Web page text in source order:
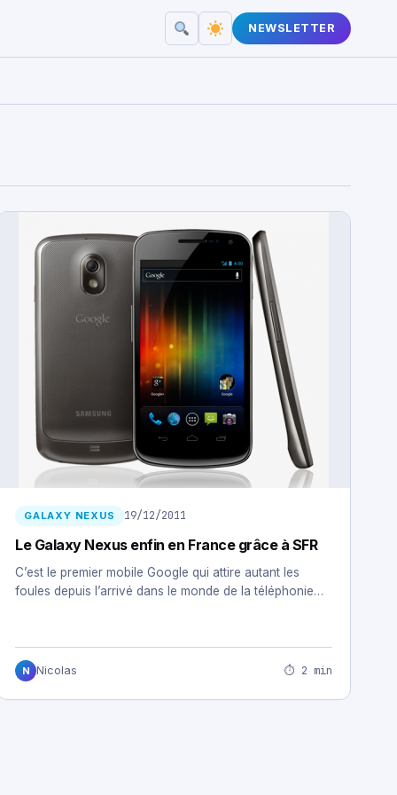
NEWSLETTER
GALAXY NEXUS 19/12/2011
Le Galaxy Nexus enfin en France grâce à SFR
C’est le premier mobile Google qui attire autant les
foules depuis l’arrivé dans le monde de la téléphonie…
N Nicolas ⏱ 2 min